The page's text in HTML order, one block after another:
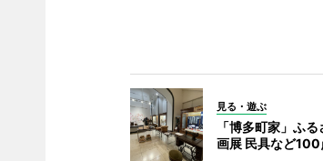
見る・遊ぶ
「博多町家」ふ
画展 民具など100